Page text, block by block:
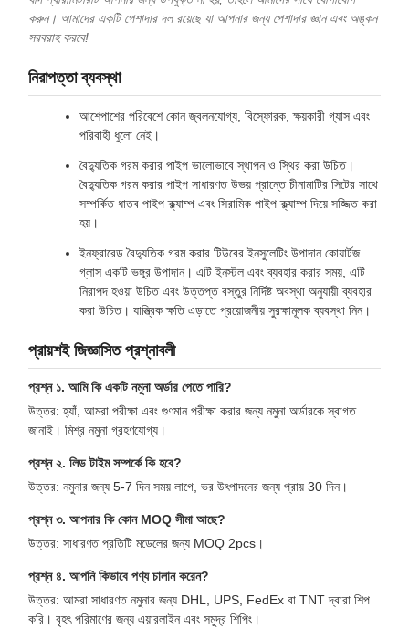
করুন। আমাদের একটি পেশাদার দল রয়েছে যা আপনার জন্য পেশাদার জ্ঞান এবং অঙ্কন
সরবরাহ করবে!
নিরাপত্তা ব্যবস্থা
আশেপাশের পরিবেশে কোন জ্বলনযোগ্য, বিস্ফোরক, ক্ষয়কারী গ্যাস এবং
পরিবাহী ধুলো নেই।
বৈদ্যুতিক গরম করার পাইপ ভালোভাবে স্থাপন ও স্থির করা উচিত।
বৈদ্যুতিক গরম করার পাইপ সাধারণত উভয় প্রান্তে চীনামাটির সিটের সাথে
সম্পর্কিত ধাতব পাইপ ক্ল্যাম্প এবং সিরামিক পাইপ ক্ল্যাম্প দিয়ে সজ্জিত করা
হয়।
ইনফ্রারেড বৈদ্যুতিক গরম করার টিউবের ইনসুলেটিং উপাদান কোয়ার্টজ
গ্লাস একটি ভঙ্গুর উপাদান। এটি ইনস্টল এবং ব্যবহার করার সময়, এটি
নিরাপদ হওয়া উচিত এবং উত্তপ্ত বস্তুর নির্দিষ্ট অবস্থা অনুযায়ী ব্যবহার
করা উচিত। যান্ত্রিক ক্ষতি এড়াতে প্রয়োজনীয় সুরক্ষামূলক ব্যবস্থা নিন।
প্রায়শই জিজ্ঞাসিত প্রশ্নাবলী
প্রশ্ন ১. আমি কি একটি নমুনা অর্ডার পেতে পারি?
উত্তর: হ্যাঁ, আমরা পরীক্ষা এবং গুণমান পরীক্ষা করার জন্য নমুনা অর্ডারকে স্বাগত
জানাই। মিশ্র নমুনা গ্রহণযোগ্য।
প্রশ্ন ২. লিড টাইম সম্পর্কে কি হবে?
উত্তর: নমুনার জন্য 5-7 দিন সময় লাগে, ভর উৎপাদনের জন্য প্রায় 30 দিন।
প্রশ্ন ৩. আপনার কি কোন MOQ সীমা আছে?
উত্তর: সাধারণত প্রতিটি মডেলের জন্য MOQ 2pcs।
প্রশ্ন ৪. আপনি কিভাবে পণ্য চালান করেন?
উত্তর: আমরা সাধারণত নমুনার জন্য DHL, UPS, FedEx বা TNT দ্বারা শিপ
করি। বৃহৎ পরিমাণের জন্য এয়ারলাইন এবং সমুদ্র শিপিং।